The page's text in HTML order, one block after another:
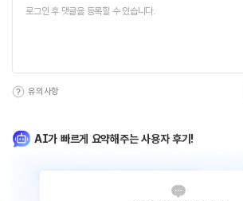
유의사항
AI가 빠르게 요약해주는 사용자 후기!